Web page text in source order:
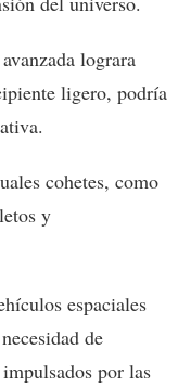
lograra
ligero, podría
cohetes, como
y
espaciales
de
por las